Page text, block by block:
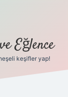
Eğlence
keşifler yap!